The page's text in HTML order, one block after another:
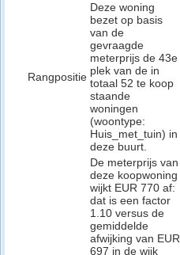
Rangpositie
Deze woning
bezet op basis
van de
gevraagde
meterprijs de 43e
plek van de in
totaal 52 te koop
staande
woningen
(woontype:
Huis_met_tuin) in
deze buurt.
De meterprijs van
deze koopwoning
wijkt EUR 770 af:
dat is een factor
1.10 versus de
gemiddelde
afwijking van EUR
697 in de wijk